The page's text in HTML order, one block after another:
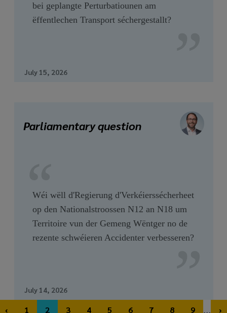
bei geplangte Perturbatiounen am
ëffentlechen Transport séchergestallt?
July 15, 2026
Parliamentary question
Wéi wëll d'Regierung d'Verkéierssécherheet
op den Nationalstroossen N12 an N18 um
Territoire vun der Gemeng Wëntger no de
rezente schwéieren Accidenter verbesseren?
July 14, 2026
Pagination
‹ 1 2 3 4 5 6 7 8 9 … ›